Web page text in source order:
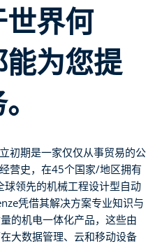
界何
为您提
初期是一家仅仅从事贸易的公
营史，在45个国家/地区拥有
领先的机械工程设计型自动
凭借其解决方案专业知识与
的机电一体化产品，这些由
大数据管理、云和移动设备